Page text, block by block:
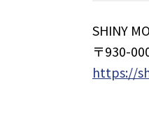
SHINY
〒930-
https://